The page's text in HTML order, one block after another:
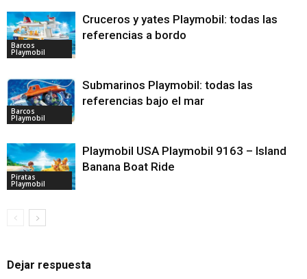
Barcos
Playmobil
Cruceros y yates Playmobil: todas las
referencias a bordo
Barcos
Playmobil
Submarinos Playmobil: todas las
referencias bajo el mar
Piratas
Playmobil
Playmobil USA Playmobil 9163 – Island
Banana Boat Ride
Dejar respuesta